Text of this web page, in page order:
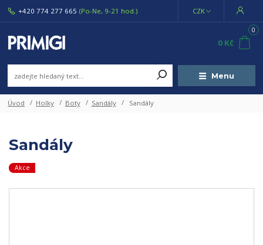
Menu
CZK
+420 774 277 665 (Po-Ne, 9-21 hod.)
0
0 Kč
Úvod Holky Boty Sandály Sandály
Sandály
Akce